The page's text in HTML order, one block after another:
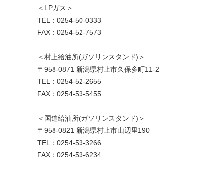
＜LPガス＞
TEL：0254-50-0333
FAX：0254-52-7573
＜村上給油所(ガソリンスタンド)＞
〒958-0871 新潟県村上市久保多町11-2
TEL：0254-52-2655
FAX：0254-53-5455
＜国道給油所(ガソリンスタンド)＞
〒958-0821 新潟県村上市山辺里190
TEL：0254-53-3266
FAX：0254-53-6234